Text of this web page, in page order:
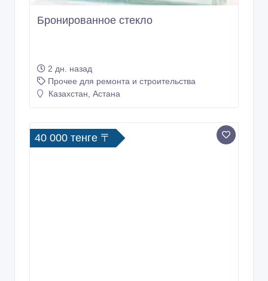
Бронированное стекло
2 дн. назад
Прочее для ремонта и строительства
Казахстан, Астана
40 000 тенге 〒